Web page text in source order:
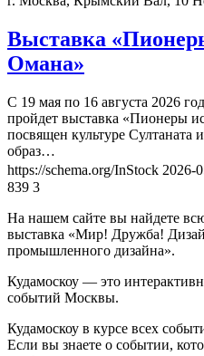
Выставка
Омана»
С 19 мая по 16 августа 2026
пройдет выставка «Пионеры
посвящен культуре Султаната
образ…
https://schema.org/InStock 2026-
839 3
На нашем сайте вы найдете
выставка «Мир! Дружба!
промышленного дизайна».
Кудамоскоу — это
событий Москвы.
Кудамоскоу в курсе всех
Если вы знаете о событии,